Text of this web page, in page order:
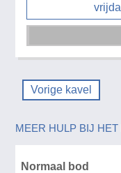
Vorige kavel
MEER HULP BIJ HET
Normaal bod